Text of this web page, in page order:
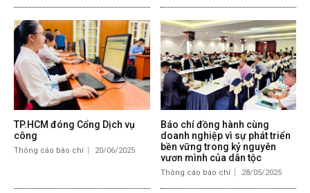
TP.HCM đóng Cổng Dịch vụ
công
Thông cáo báo chí 20/06/2025
Báo chí đồng hành cùng
doanh nghiệp vì sự phát triển
bền vững trong kỷ nguyên
vươn mình của dân tộc
Thông cáo báo chí 28/05/2025